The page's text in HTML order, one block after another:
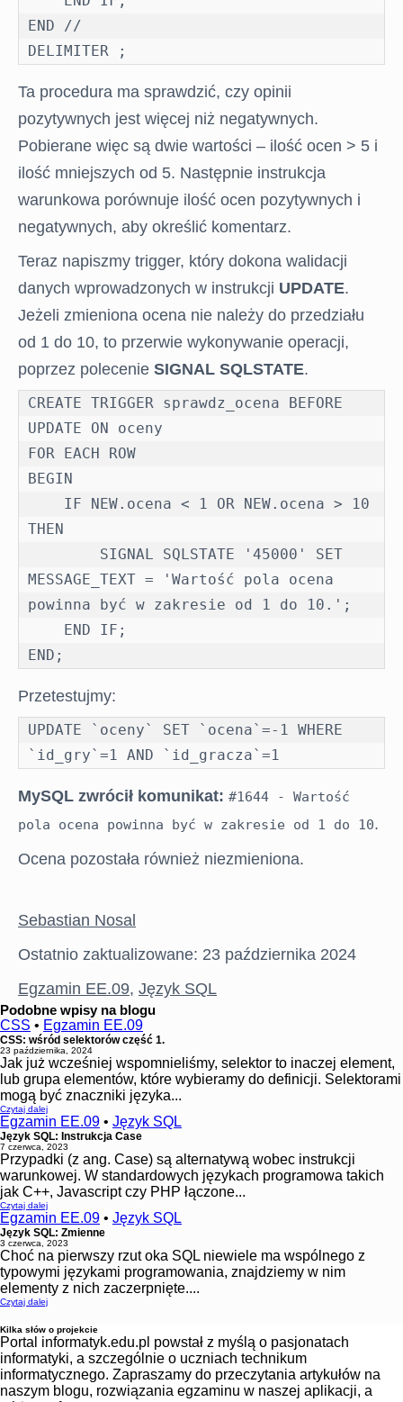
EGZAMIN
BLOG
FORUM
END //
DELIMITER ;
Ta procedura ma sprawdzić, czy opinii
pozytywnych jest więcej niż negatywnych.
Pobierane więc są dwie wartości – ilość ocen > 5 i
ilość mniejszych od 5. Następnie instrukcja
warunkowa porównuje ilość ocen pozytywnych i
negatywnych, aby określić komentarz.
Teraz napiszmy trigger, który dokona walidacji
danych wprowadzonych w instrukcji UPDATE.
Jeżeli zmieniona ocena nie należy do przedziału
od 1 do 10, to przerwie wykonywanie operacji,
poprzez polecenie SIGNAL SQLSTATE.
CREATE TRIGGER sprawdz_ocena BEFORE
UPDATE ON oceny
FOR EACH ROW
BEGIN
THEN
MESSAGE_TEXT = 'Wartość pola ocena
powinna być w zakresie od 1 do 10.';
END;
Przetestujmy:
UPDATE `oceny` SET `ocena`=-1 WHERE
`id_gry`=1 AND `id_gracza`=1
MySQL zwrócił komunikat: #1644 - Wartość
pola ocena powinna być w zakresie od 1 do 10.
Ocena pozostała również niezmieniona.
Sebastian Nosal
Ostatnio zaktualizowane: 23 października 2024
Egzamin EE.09, Język SQL
Podobne wpisy na blogu
CSS • Egzamin EE.09
CSS: wśród selektorów część 1.
23 października, 2024
Jak już wcześniej wspomnieliśmy, selektor to inaczej element,
lub grupa elementów, które wybieramy do definicji. Selektorami
mogą być znaczniki języka...
Czytaj dalej
Egzamin EE.09 • Język SQL
Język SQL: Instrukcja Case
7 czerwca, 2023
Przypadki (z ang. Case) są alternatywą wobec instrukcji
warunkowej. W standardowych językach programowa takich
jak C++, Javascript czy PHP łączone...
Czytaj dalej
Egzamin EE.09 • Język SQL
Język SQL: Zmienne
3 czerwca, 2023
Choć na pierwszy rzut oka SQL niewiele ma wspólnego z
typowymi językami programowania, znajdziemy w nim
elementy z nich zaczerpnięte....
Czytaj dalej
Kilka słów o projekcie
Portal informatyk.edu.pl powstał z myślą o pasjonatach
informatyki, a szczególnie o uczniach technikum
informatycznego. Zapraszamy do przeczytania artykułów na
naszym blogu, rozwiązania egzaminu w naszej aplikacji, a